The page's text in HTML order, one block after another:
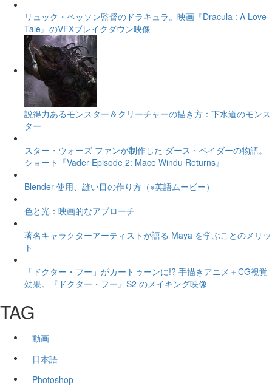
リュック・ベッソン監督のドラキュラ。映画『Dracula : A Love
Tale』のVFXブレイクダウン映像
説得力あるモンスター＆クリーチャーの描き方：下水道のモンス
ター
スター・ウォーズ ファンが制作した ダース・ベイダーの物語。
ショート『Vader Episode 2: Mace Windu Returns』
Blender 使用、縫い目の作り方（※英語ムービー）
色と光：映画的なアプローチ
著名キャラクターアーティストが語る Maya を学ぶことのメリッ
ト
「ドクター・フー」がカートゥーンに!? 手描きアニメ＋CG視覚
効果。『ドクター・フー』S2 のメイキング映像
TAG
動画
日本語
Photoshop